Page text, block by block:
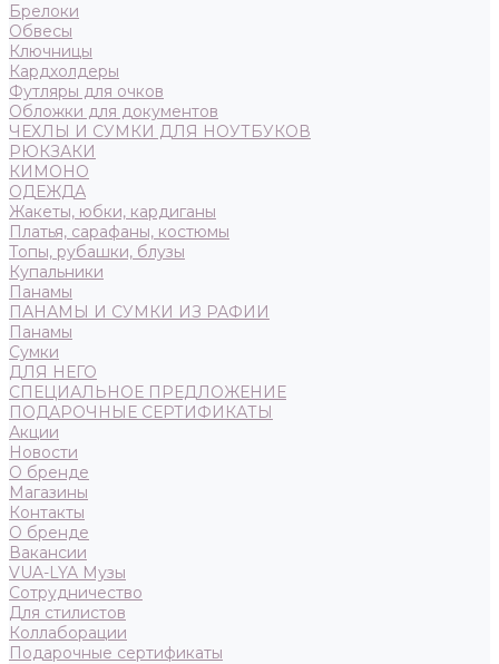
Брелоки
Обвесы
Ключницы
Кардхолдеры
Футляры для очков
Обложки для документов
ЧЕХЛЫ И СУМКИ ДЛЯ НОУТБУКОВ
РЮКЗАКИ
КИМОНО
ОДЕЖДА
Жакеты, юбки, кардиганы
Платья, сарафаны, костюмы
Топы, рубашки, блузы
Купальники
Панамы
ПАНАМЫ И СУМКИ ИЗ РАФИИ
Панамы
Сумки
ДЛЯ НЕГО
СПЕЦИАЛЬНОЕ ПРЕДЛОЖЕНИЕ
ПОДАРОЧНЫЕ СЕРТИФИКАТЫ
Акции
Новости
О бренде
Магазины
Контакты
О бренде
Вакансии
VUA-LYA Музы
Сотрудничество
Для стилистов
Коллаборации
Подарочные сертификаты